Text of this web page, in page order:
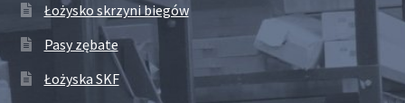
Łożysko skrzyni biegów
Pasy zębate
Łożyska SKF